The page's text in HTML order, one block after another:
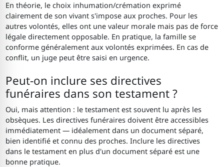
En théorie, le choix inhumation/crémation exprimé
clairement de son vivant s'impose aux proches. Pour les
autres volontés, elles ont une valeur morale mais pas de force
légale directement opposable. En pratique, la famille se
conforme généralement aux volontés exprimées. En cas de
conflit, un juge peut être saisi en urgence.
Peut-on inclure ses directives
funéraires dans son testament ?
Oui, mais attention : le testament est souvent lu après les
obsèques. Les directives funéraires doivent être accessibles
immédiatement — idéalement dans un document séparé,
bien identifié et connu des proches. Inclure les directives
dans le testament en plus d'un document séparé est une
bonne pratique.